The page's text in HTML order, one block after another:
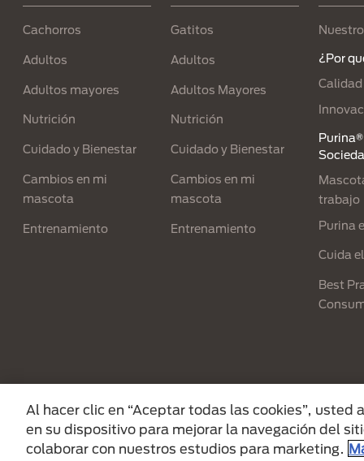
Cachorros
Adultos
Adultos mayores
Nutrición
Cuidado y Bienestar
Cambios en mi
mascota
Entrenamiento
Gatitos
Adultos
Adultos Mayores
Nutrición
Cuidado y Bienestar
Cambios en mi
mascota
Entrenamiento
¿Por
Calidad
trabajo
Purina
Cuida
Best
Menu Footer Secundario Purina
All Nestlé Purina trademarks owned by
Al hacer clic en “Aceptar todas las cookies”, usted
en su dispositivo para mejorar la navegación del
colaborar con nuestros estudios para marketing.